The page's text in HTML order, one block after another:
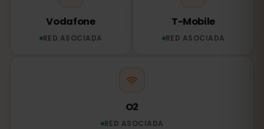
Vodafone
RED ASOCIADA
T-Mobile
RED ASOCIADA
O2
RED ASOCIADA